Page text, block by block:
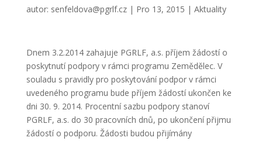
autor: senfeldova@pgrlf.cz| Pro 13, 2015 | Aktuality
Dnem 3.2.2014 zahajuje PGRLF, a.s. příjem žádostí o
poskytnutí podpory v rámci programu Zemědělec. V
souladu s pravidly pro poskytování podpor v rámci
uvedeného programu bude příjem žádostí ukončen ke
dni 30. 9. 2014. Procentní sazbu podpory stanoví
PGRLF, a.s. do 30 pracovních dnů, po ukončení přijmu
žádostí o podporu. Žádosti budou přijímány